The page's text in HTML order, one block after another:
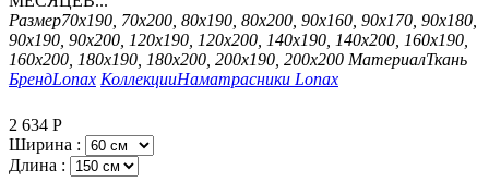
Размер70х190, 70х200, 80х190, 80х200, 90х160, 90х170, 90х180,
90х190, 90х200, 120х190, 120х200, 140х190, 140х200, 160х190,
160х200, 180х190, 180х200, 200х190, 200х200 МатериалТкань
БрендLonax КоллекцииНаматрасники Lonax
2 634 Р
Ширина :
Длина :